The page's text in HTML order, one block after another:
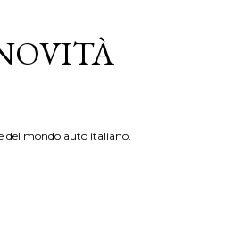
del mondo auto italiano.